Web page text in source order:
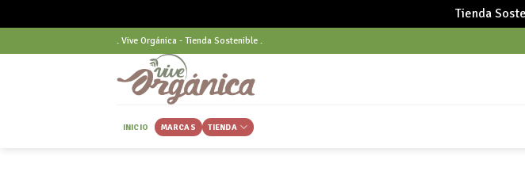
Tienda
to
. Vive Orgánica - Tienda Sostenible .
INICIO MARCAS TIENDA